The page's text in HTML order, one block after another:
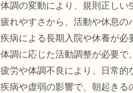
体調の変動により、規則正しい
疲れやすさから、活動や休息の
疾病による長期入院や休養が必
体調に応じた活動調整が必要で
疲労や体調不良により、日常的
疾病や虚弱の影響で、朝起きる